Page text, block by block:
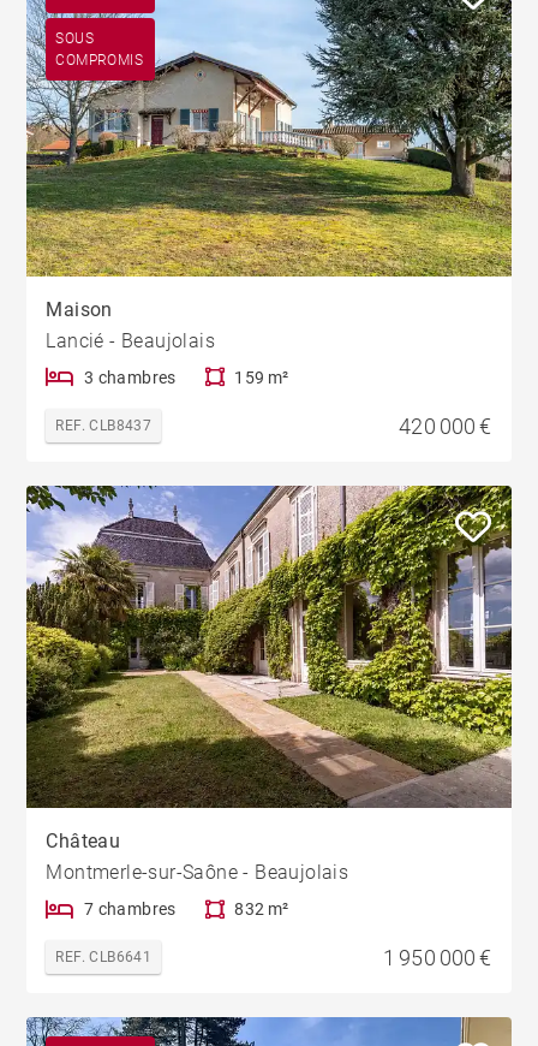
SOUS
COMPROMIS
Maison
Lancié - Beaujolais
3 chambres 159 m²
REF. CLB8437 420 000 €
Château
Montmerle-sur-Saône - Beaujolais
7 chambres 832 m²
REF. CLB6641 1 950 000 €